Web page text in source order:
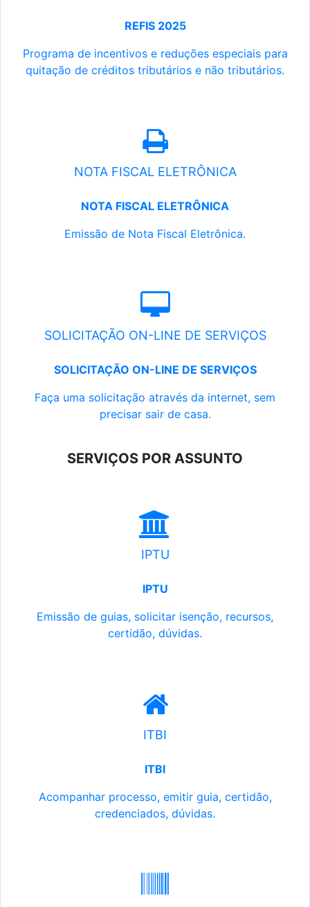
REFIS 2025
Programa de incentivos e reduções especiais para
quitação de créditos tributários e não tributários.
NOTA FISCAL ELETRÔNICA
NOTA FISCAL ELETRÔNICA
Emissão de Nota Fiscal Eletrônica.
SOLICITAÇÃO ON-LINE DE SERVIÇOS
SOLICITAÇÃO ON-LINE DE SERVIÇOS
Faça uma solicitação através da internet, sem
precisar sair de casa.
SERVIÇOS POR ASSUNTO
IPTU
IPTU
Emissão de guias, solicitar isenção, recursos,
certidão, dúvidas.
ITBI
ITBI
Acompanhar processo, emitir guia, certidão,
credenciados, dúvidas.